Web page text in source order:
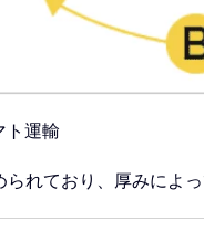
ト運輸
れており、厚みによ